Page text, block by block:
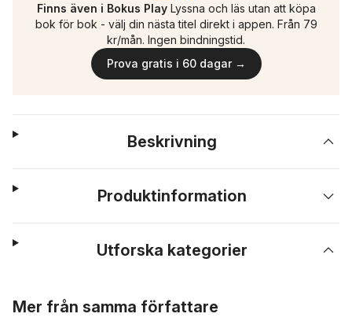
Finns även i Bokus Play Lyssna och läs utan att köpa
bok för bok - välj din nästa titel direkt i appen. Från 79
kr/mån. Ingen bindningstid.
Prova gratis i 60 dagar →
Beskrivning
Produktinformation
Utforska kategorier
Mer från samma författare